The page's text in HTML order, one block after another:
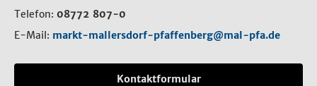
Telefon: 08772 807-0
E-Mail: markt-mallersdorf-pfaffenberg@mal-pfa.de
Kontaktformular